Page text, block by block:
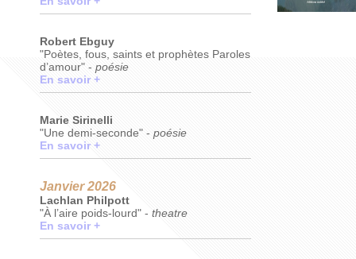
Robert Ebguy
"Poètes, fous, saints et prophètes Paroles
d’amour" - poésie
En savoir +
Marie Sirinelli
"Une demi-seconde" - poésie
En savoir +
Janvier 2026
Lachlan Philpott
"À l’aire poids-lourd" - theatre
En savoir +